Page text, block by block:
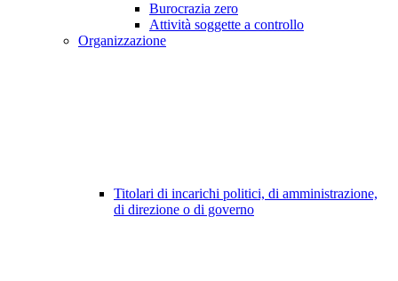
Burocrazia zero
Attività soggette a controllo
Organizzazione
Titolari di incarichi politici, di amministrazione,
di direzione o di governo